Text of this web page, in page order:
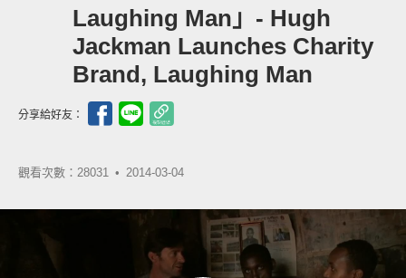
Laughing Man」- Hugh
Jackman Launches Charity
Brand, Laughing Man
分享給好友：
觀看次數：28031 • 2014-03-04